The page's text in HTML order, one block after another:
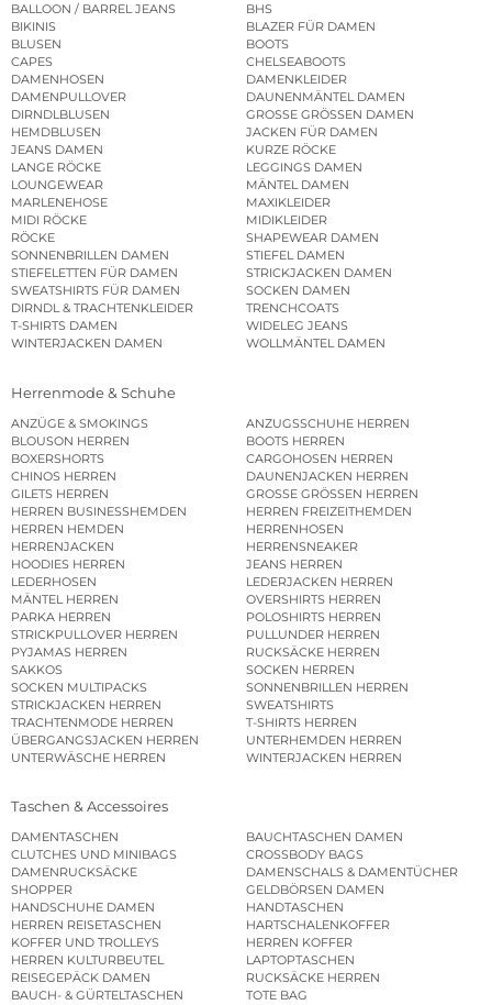
BALLOON / BARREL JEANS
BHS
BIKINIS
BLAZER FÜR DAMEN
BLUSEN
BOOTS
CAPES
CHELSEABOOTS
DAMENHOSEN
DAMENKLEIDER
DAMENPULLOVER
DAUNENMÄNTEL DAMEN
DIRNDLBLUSEN
GROSSE GRÖSSEN DAMEN
HEMDBLUSEN
JACKEN FÜR DAMEN
JEANS DAMEN
KURZE RÖCKE
LANGE RÖCKE
LEGGINGS DAMEN
LOUNGEWEAR
MÄNTEL DAMEN
MARLENEHOSE
MAXIKLEIDER
MIDI RÖCKE
MIDIKLEIDER
RÖCKE
SHAPEWEAR DAMEN
SONNENBRILLEN DAMEN
STIEFEL DAMEN
STIEFELETTEN FÜR DAMEN
STRICKJACKEN DAMEN
SWEATSHIRTS FÜR DAMEN
SOCKEN DAMEN
DIRNDL & TRACHTENKLEIDER
TRENCHCOATS
T-SHIRTS DAMEN
WIDELEG JEANS
WINTERJACKEN DAMEN
WOLLMÄNTEL DAMEN
Herrenmode & Schuhe
ANZÜGE & SMOKINGS
ANZUGSSCHUHE HERREN
BLOUSON HERREN
BOOTS HERREN
BOXERSHORTS
CARGOHOSEN HERREN
CHINOS HERREN
DAUNENJACKEN HERREN
GILETS HERREN
GROSSE GRÖSSEN HERREN
HERREN BUSINESSHEMDEN
HERREN FREIZEITHEMDEN
HERREN HEMDEN
HERRENHOSEN
HERRENJACKEN
HERRENSNEAKER
HOODIES HERREN
JEANS HERREN
LEDERHOSEN
LEDERJACKEN HERREN
MÄNTEL HERREN
OVERSHIRTS HERREN
PARKA HERREN
POLOSHIRTS HERREN
STRICKPULLOVER HERREN
PULLUNDER HERREN
PYJAMAS HERREN
RUCKSÄCKE HERREN
SAKKOS
SOCKEN HERREN
SOCKEN MULTIPACKS
SONNENBRILLEN HERREN
STRICKJACKEN HERREN
SWEATSHIRTS
TRACHTENMODE HERREN
T-SHIRTS HERREN
ÜBERGANGSJACKEN HERREN
UNTERHEMDEN HERREN
UNTERWÄSCHE HERREN
WINTERJACKEN HERREN
Taschen & Accessoires
DAMENTASCHEN
BAUCHTASCHEN DAMEN
CLUTCHES UND MINIBAGS
CROSSBODY BAGS
DAMENRUCKSÄCKE
DAMENSCHALS & DAMENTÜCHER
SHOPPER
GELDBÖRSEN DAMEN
HANDSCHUHE DAMEN
HANDTASCHEN
HERREN REISETASCHEN
HARTSCHALENKOFFER
KOFFER UND TROLLEYS
HERREN KOFFER
HERREN KULTURBEUTEL
LAPTOPTASCHEN
REISEGEPÄCK DAMEN
RUCKSÄCKE HERREN
BAUCH- & GÜRTELTASCHEN
TOTE BAG